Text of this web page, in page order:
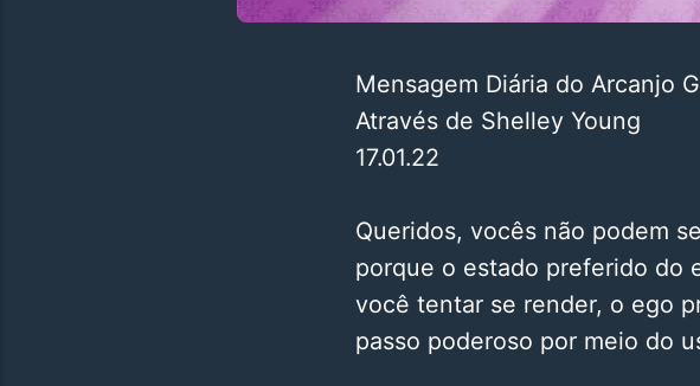
Mensagem Diária do Arcanjo
Através de Shelley Young
17.01.22
Queridos, vocês não podem
porque o estado preferido do
você tentar se render, o ego
passo poderoso por meio do